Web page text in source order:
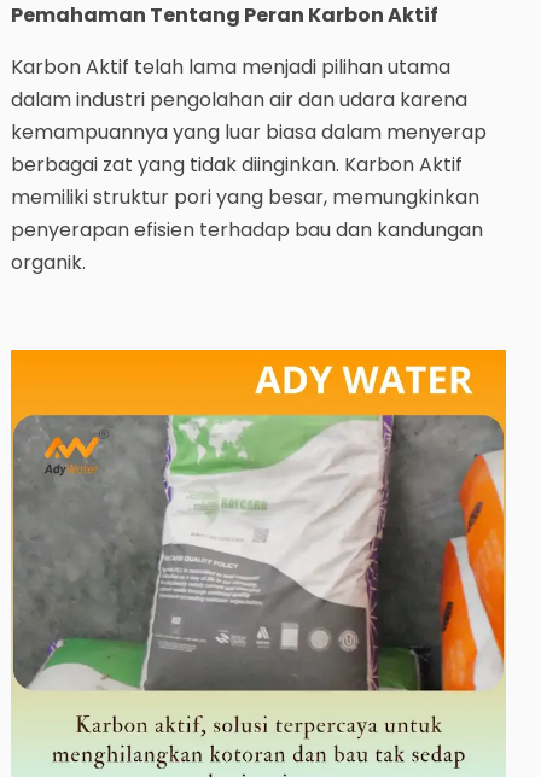
Pemahaman Tentang Peran Karbon Aktif
Karbon Aktif telah lama menjadi pilihan utama
dalam industri pengolahan air dan udara karena
kemampuannya yang luar biasa dalam menyerap
berbagai zat yang tidak diinginkan. Karbon Aktif
memiliki struktur pori yang besar, memungkinkan
penyerapan efisien terhadap bau dan kandungan
organik.